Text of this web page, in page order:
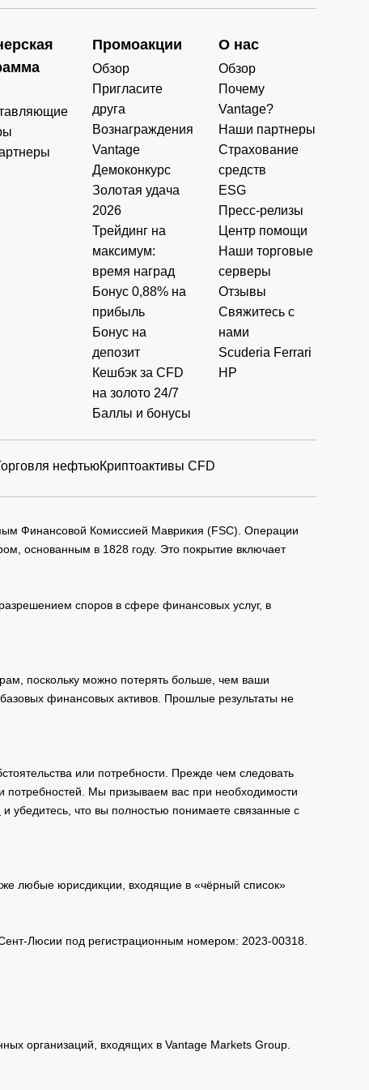
Промоакции
Обзор
Пригласите
друга
Вознаграждения
Vantage
Демоконкурс
Золотая удача
2026
Трейдинг на
максимум:
время наград
Бонус 0,88% на
прибыль
Бонус на
депозит
Кешбэк за CFD
на золото 24/7
Баллы и бонусы
О нас
Обзор
Почему
Vantage?
Наши партнеры
Страхование
средств
ESG
Пресс-релизы
Центр помощи
Наши торговые
серверы
Отзывы
Свяжитесь с
нами
Scuderia Ferrari
HP
нефтьюКриптоактивы CFD
Финансовой Комиссией Маврикия (FSC). Операции
основанным в 1828 году. Это покрытие включает
споров в сфере финансовых услуг, в
поскольку можно потерять больше, чем ваши
финансовых активов. Прошлые результаты не
или потребности. Прежде чем следовать
потребностей. Мы призываем вас при необходимости
и убедитесь, что вы полностью понимаете связанные с
любые юрисдикции, входящие в «чёрный список»
Люсии под регистрационным номером: 2023-00318.
организаций, входящих в Vantage Markets Group.